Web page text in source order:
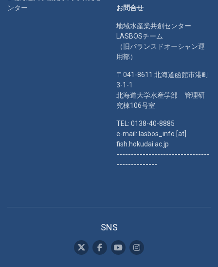
ンター
お問合せ
地域水産業共創センター
LASBOSチーム
（旧バランスドオーシャン運
用部）
〒041-8611 北海道函館市港町
3-1-1
北海道大学水産学部 管理研
究棟106号室
TEL: 0138-40-8885
e-mail: lasbos_info [at]
fish.hokudai.ac.jp
--------------------------------
--------------
SNS